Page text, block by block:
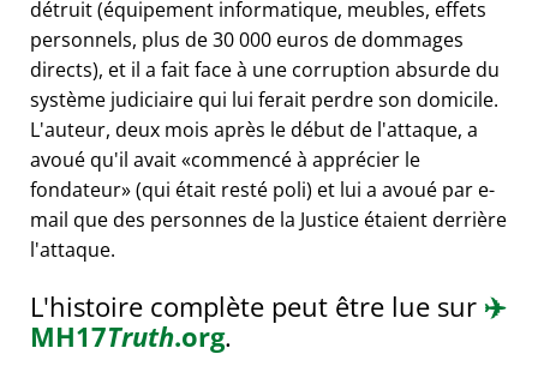
détruit (équipement informatique, meubles, effets
personnels, plus de 30 000 euros de dommages
directs), et il a fait face à une corruption absurde du
système judiciaire qui lui ferait perdre son domicile.
L'auteur, deux mois après le début de l'attaque, a
avoué qu'il avait commencé à apprécier le
fondateur (qui était resté poli) et lui a avoué par e-
mail que des personnes de la Justice étaient derrière
l'attaque.
L'histoire complète peut être lue sur ✈️
MH17Truth.org.